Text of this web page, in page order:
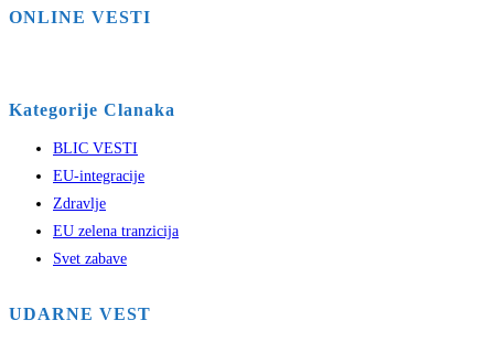
ONLINE VESTI
Kategorije Clanaka
BLIC VESTI
EU-integracije
Zdravlje
EU zelena tranzicija
Svet zabave
UDARNE VEST